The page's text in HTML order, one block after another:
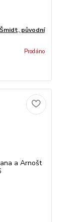
původní
Prodáno